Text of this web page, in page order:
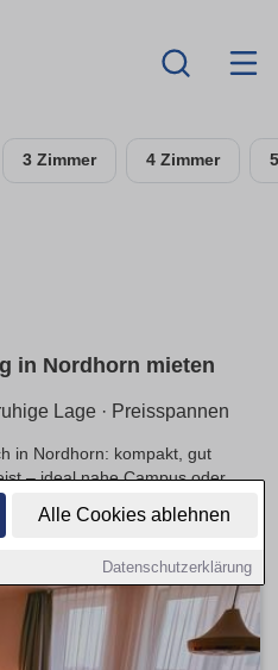
Alle Cookies ablehnen
Datenschutzerklärung
3 Zimmer 4 Zimmer
in Nordhorn mieten
Lage · Preisspannen
in Nordhorn: kompakt, gut
– ideal nahe Campus oder